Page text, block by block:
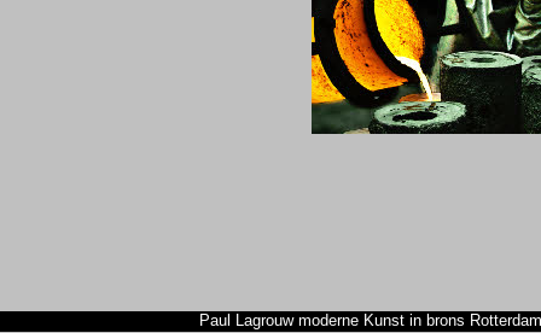
Paul Lagrouw moderne Kunst in brons